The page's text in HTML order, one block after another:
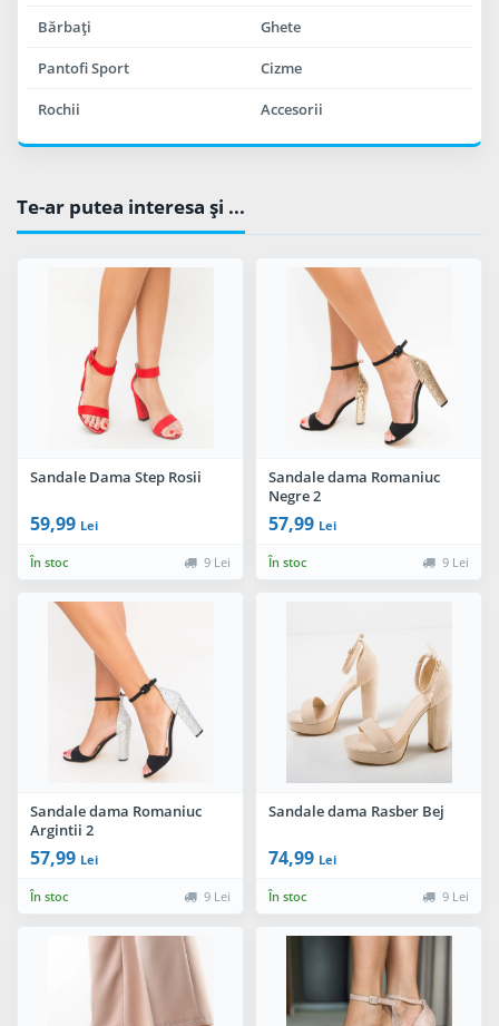
Bărbaţi Ghete
Pantofi Sport Cizme
Rochii Accesorii
Te-ar putea interesa şi ...
Sandale Dama Step Rosii
59,99 Lei
În stoc 9 Lei
Sandale dama Romaniuc
Negre 2
57,99 Lei
În stoc 9 Lei
Sandale dama Romaniuc
Argintii 2
57,99 Lei
În stoc 9 Lei
Sandale dama Rasber Bej
74,99 Lei
În stoc 9 Lei